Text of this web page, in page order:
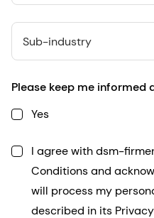
Sub-industry
Please keep me
Yes
I agree with dsm-
Conditions and
will process my
described in its